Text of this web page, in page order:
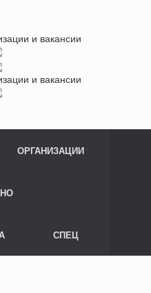
и вакансии
и вакансии
ОРГАНИЗАЦИИ
СПЕЦ